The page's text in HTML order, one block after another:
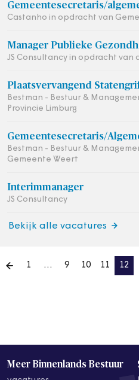
Gemeentesecretaris/
Castanho in opdracht van
Manager Publieke
JS Consultancy in opdracht van
Plaatsvervangend
Bestman - Bestuur &
Provincie Limburg
Gemeentesecretaris/
Bestman - Bestuur &
Gemeente Weert
Interimmanager
JS Consultancy
Bekijk alle vacatures
1 … 9 10 11 12
Meer Binnenlands Bestuur